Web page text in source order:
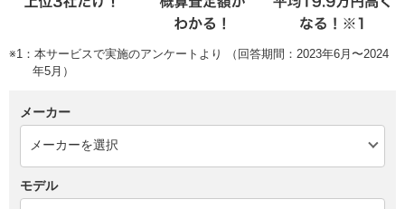
※1：本サービスで実施のアンケートより （回答期間：2023年6月〜2024
年5月）
メーカー
モデル